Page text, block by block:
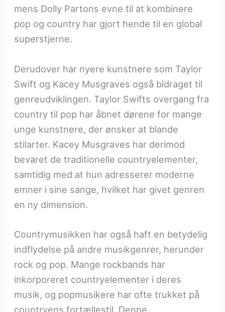
mens Dolly Partons evne til at kombinere
pop og country har gjort hende til en global
superstjerne.
Derudover har nyere kunstnere som Taylor
Swift og Kacey Musgraves også bidraget til
genreudviklingen. Taylor Swifts overgang fra
country til pop har åbnet dørene for mange
unge kunstnere, der ønsker at blande
stilarter. Kacey Musgraves har derimod
bevaret de traditionelle countryelementer,
samtidig med at hun adresserer moderne
emner i sine sange, hvilket har givet genren
en ny dimension.
Countrymusikken har også haft en betydelig
indflydelse på andre musikgenrer, herunder
rock og pop. Mange rockbands har
inkorporeret countryelementer i deres
musik, og popmusikere har ofte trukket på
countryens fortællestil. Denne